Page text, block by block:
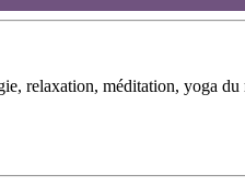
relaxation, méditation, yoga